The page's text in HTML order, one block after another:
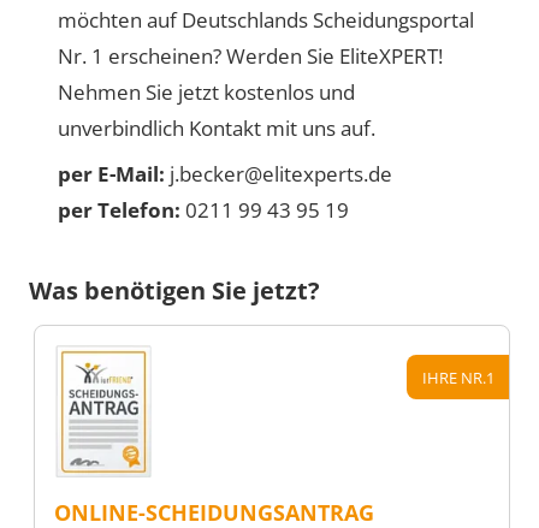
möchten auf Deutschlands Scheidungsportal
Nr. 1 erscheinen? Werden Sie EliteXPERT!
Nehmen Sie jetzt kostenlos und
unverbindlich Kontakt mit uns auf.
per E-Mail: j.becker@elitexperts.de
per Telefon: 0211 99 43 95 19
Was benötigen Sie jetzt?
IHRE NR.1
ONLINE-SCHEIDUNGSANTRAG